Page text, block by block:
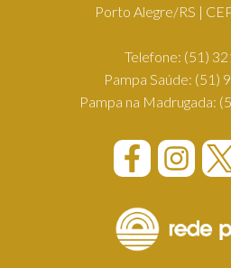
Porto Alegre/RS |
Telefone: (51)
Pampa Saúde: (51)
Pampa na Madrugada: